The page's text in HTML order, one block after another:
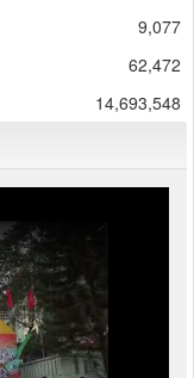
9,077
62,472
14,693,548